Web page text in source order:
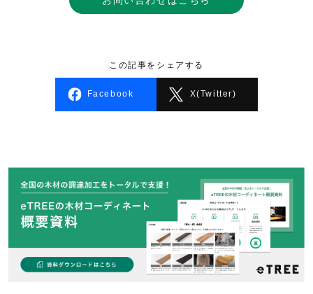
この記事をシェアする
Facebook X(Twitter)